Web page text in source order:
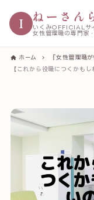
I ねーさん
いくみOFFICIALサ
女性管理職の専門家
ホーム
『女性管理職